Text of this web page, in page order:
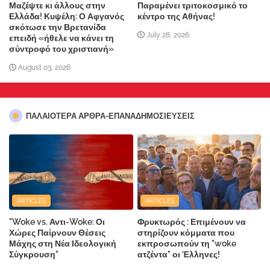
Μαζέψτε κι άλλους στην
Ελλάδα! Κυψέλη: Ο Αφγανός
σκότωσε την Βρετανίδα
επειδή «ήθελε να κάνει τη
σύντροφό του χριστιανή»
August 03, 2026
Παραμένει τριτοκοσμικό το
κέντρο της Αθήνας!
July 28, 2026
ΠΑΛΑΙΟΤΕΡΑ ΑΡΘΡΑ-ΕΠΑΝΑΔΗΜΟΣΙΕΥΣΕΙΣ
ARTICLES
"Woke vs. Αντι-Woke: Οι
Χώρες Παίρνουν Θέσεις
Μάχης στη Νέα Ιδεολογική
Σύγκρουση"
ARTICLES
Φρυκτωρός : Επιμένουν να
στηρίζουν κόμματα που
εκπροσωπούν τη "woke
ατζέντα" οι Έλληνες!